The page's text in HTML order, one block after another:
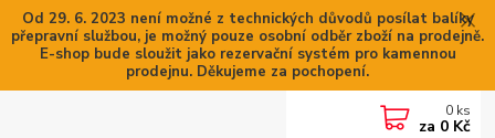
Od 29. 6. 2023 není možné z technických důvodů posílat balíky
přepravní službou, je možný pouze osobní odběr zboží na prodejně.
E-shop bude sloužit jako rezervační systém pro kamennou
prodejnu. Děkujeme za pochopení.
0 ks
za 0 Kč